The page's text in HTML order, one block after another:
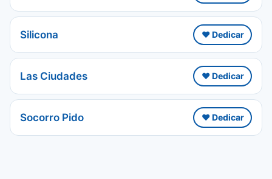
Silicona ❤️ Dedicar
Las Ciudades ❤️ Dedicar
Socorro Pido ❤️ Dedicar